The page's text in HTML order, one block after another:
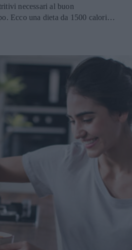
necessari al buon
Ecco una dieta da 1500 calorie,